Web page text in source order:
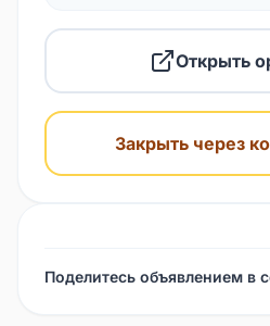
Открыть
Закрыть через
Поделитесь объявлением в